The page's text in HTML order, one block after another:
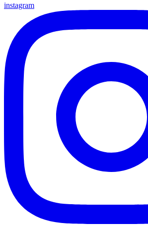
instagram